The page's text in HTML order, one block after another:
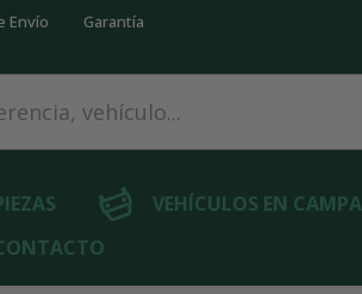
Envío Garantía
vehículo...
VEHÍCULOS EN CAMPA